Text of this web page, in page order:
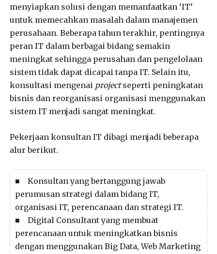
menyiapkan solusi dengan memanfaatkan ‘IT’
untuk memecahkan masalah dalam manajemen
perusahaan. Beberapa tahun terakhir, pentingnya
peran IT dalam berbagai bidang semakin
meningkat sehingga perusahan dan pengelolaan
sistem tidak dapat dicapai tanpa IT. Selain itu,
konsultasi mengenai projectseperti peningkatan
bisnis dan reorganisasi organisasi menggunakan
sistem IT menjadi sangat meningkat.
Pekerjaan konsultan IT dibagi menjadi beberapa
alur berikut.
■ Konsultan yang bertanggung jawab
perumusan strategi dalam bidang IT,
organisasi IT, perencanaan dan strategi IT.
■ Digital Consultant yang membuat
perencanaan untuk meningkatkan bisnis
dengan menggunakan Big Data, Web Marketing